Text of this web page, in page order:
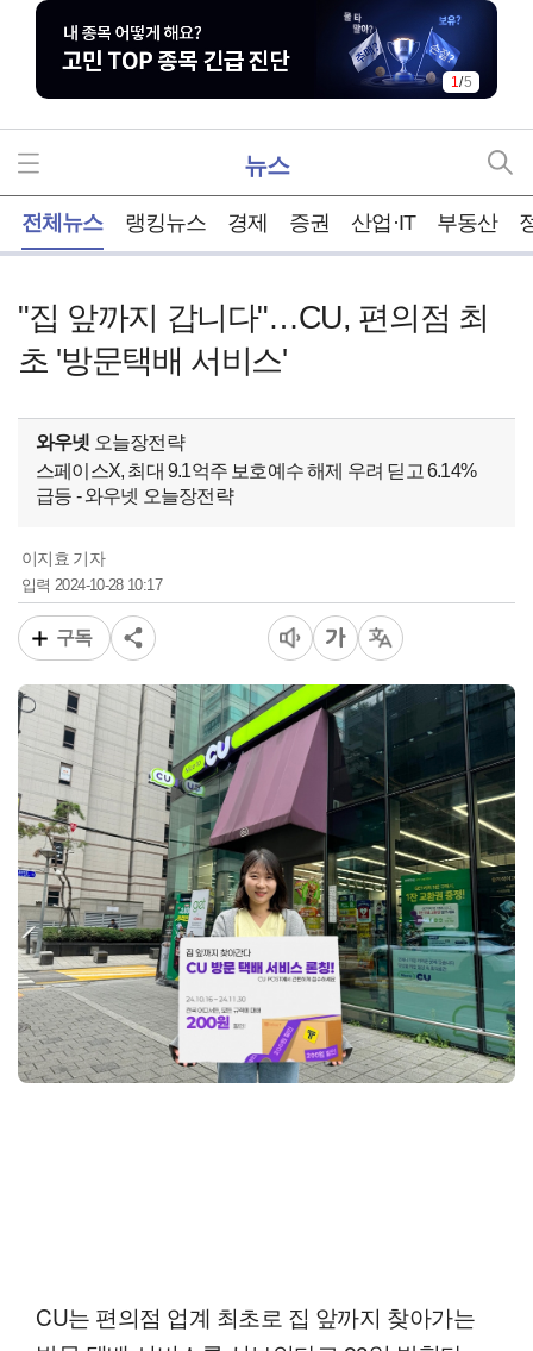
1/5
뉴스
전체뉴스 랭킹뉴스 경제 증권 산업·IT 부동산
"집 앞까지 갑니다"…CU, 편의점 최
초 '방문택배 서비스'
와우넷 오늘장전략
스페이스X, 최대 9.1억주 보호예수 해제 우려 딛고 6.14%
급등 - 와우넷 오늘장전략
이지효 기자
입력2024-10-28 10:17
구독
CU는 편의점 업계 최초로 집 앞까지 찾아가는